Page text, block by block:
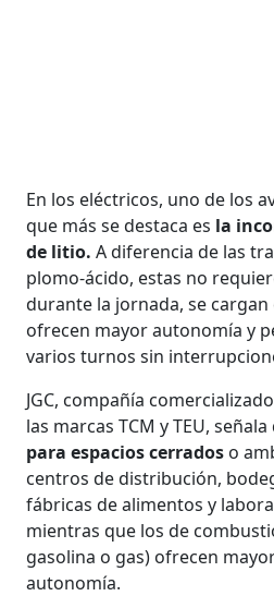
En los eléctricos, uno de los
que más se destaca es la
de litio. A diferencia de las
plomo-ácido, estas no
durante la jornada, se
ofrecen mayor autonomía y
varios turnos sin
JGC, compañía
las marcas TCM y TEU,
para espacios cerrados o
centros de distribución,
fábricas de alimentos y
mientras que los de
gasolina o gas) ofrecen
autonomía.